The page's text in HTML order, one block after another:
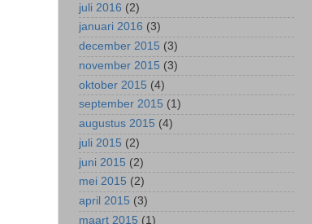
juli 2016 (2)
januari 2016 (3)
december 2015 (3)
november 2015 (3)
oktober 2015 (4)
september 2015 (1)
augustus 2015 (4)
juli 2015 (2)
juni 2015 (2)
mei 2015 (2)
april 2015 (3)
maart 2015 (1)